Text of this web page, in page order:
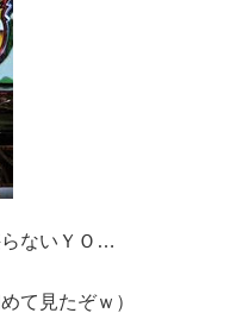
らないＹＯ…
て見たぞｗ）